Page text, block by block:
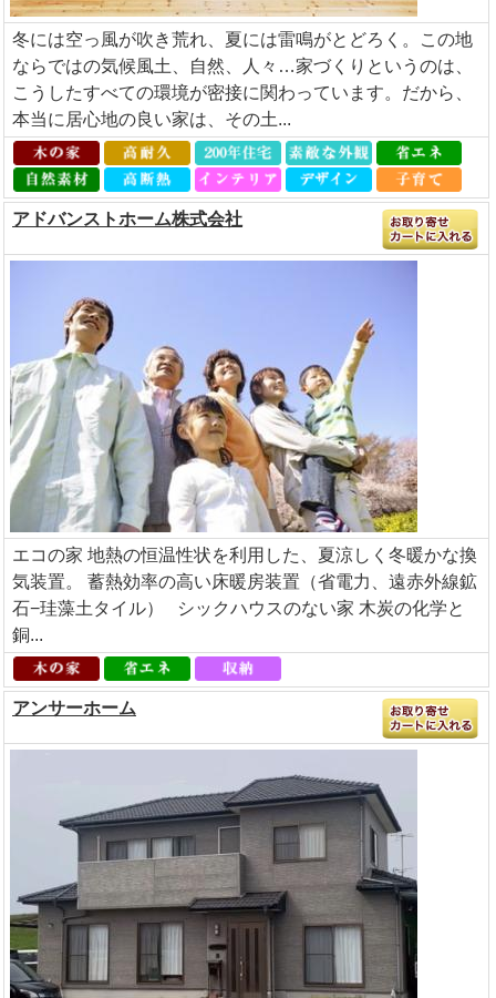
冬には空っ風が吹き荒れ、夏には雷鳴がとどろく。この地
ならではの気候風土、自然、人々…家づくりというのは、
こうしたすべての環境が密接に関わっています。だから、
本当に居心地の良い家は、その土...
アドバンストホーム株式会社
エコの家 地熱の恒温性状を利用した、夏涼しく冬暖かな換
気装置。 蓄熱効率の高い床暖房装置（省電力、遠赤外線鉱
石−珪藻土タイル） シックハウスのない家 木炭の化学と
銅...
アンサーホーム